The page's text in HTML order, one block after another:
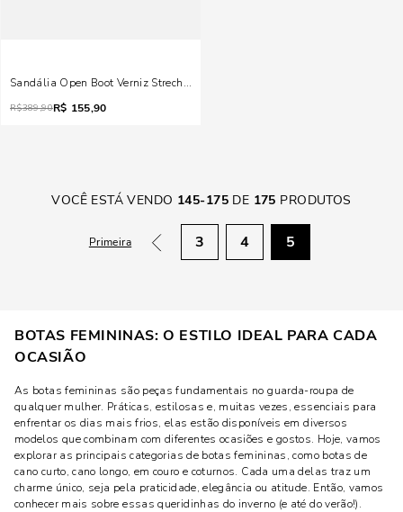
Sandália Open Boot Verniz Strech Preto Salto Alto Fino
R$389,90R$ 155,90
VOCÊ ESTÁ VENDO 145-175 DE 175 PRODUTOS
Primeira 3 4 5
BOTAS FEMININAS: O ESTILO IDEAL PARA CADA
OCASIÃO
As botas femininas são peças fundamentais no guarda-roupa de
qualquer mulher. Práticas, estilosas e, muitas vezes, essenciais para
enfrentar os dias mais frios, elas estão disponíveis em diversos
modelos que combinam com diferentes ocasiões e gostos. Hoje, vamos
explorar as principais categorias de botas femininas, como botas de
cano curto, cano longo, em couro e coturnos. Cada uma delas traz um
charme único, seja pela praticidade, elegância ou atitude. Então, vamos
conhecer mais sobre essas queridinhas do inverno (e até do verão!).